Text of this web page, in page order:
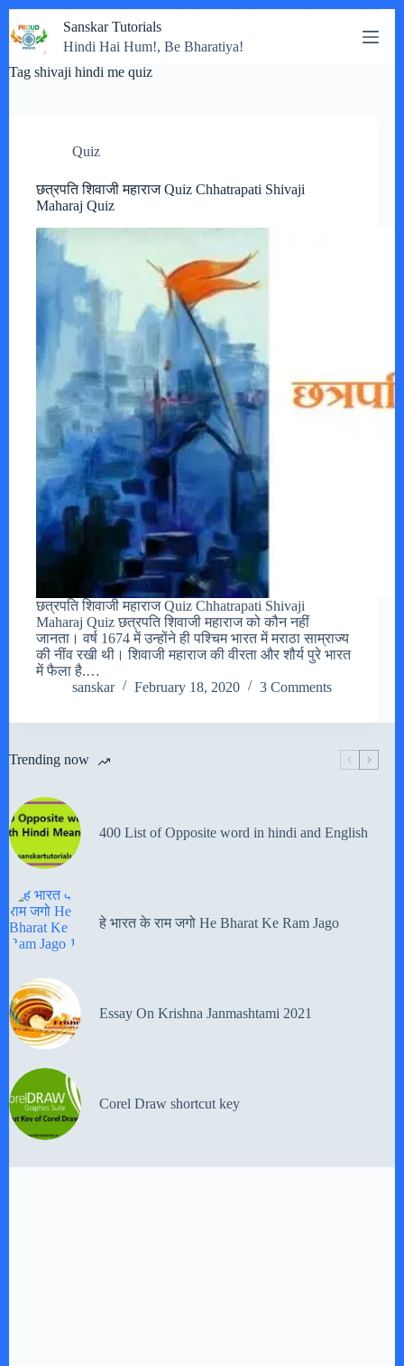
to
content
Sanskar Tutorials
Hindi Hai Hum!, Be Bharatiya!
Tag shivaji hindi me quiz
Quiz
छत्रपति शिवाजी महाराज Quiz Chhatrapati Shivaji
Maharaj Quiz
छत्रपति शिवाजी महाराज Quiz Chhatrapati Shivaji
Maharaj Quiz छत्रपति शिवाजी महाराज को कौन नहीं
जानता। वर्ष 1674 में उन्होंने ही पश्चिम भारत में मराठा साम्राज्य
की नींव रखी थी। शिवाजी महाराज की वीरता और शौर्य पुरे भारत
में फैला है.…
sanskar
February 18, 2020 3 Comments
Trending now
400 List of Opposite word in hindi and English
हे भारत के राम जगो He Bharat Ke Ram Jago
Essay On Krishna Janmashtami 2021
Corel Draw shortcut key